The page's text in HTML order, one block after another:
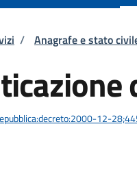
di pane
/ Anagrafe e stato
12-